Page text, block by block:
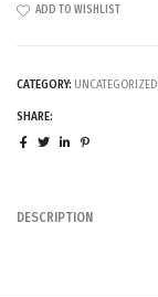
ADD TO WISHLIST
CATEGORY: UNCATEGORIZED
SHARE:
DESCRIPTION